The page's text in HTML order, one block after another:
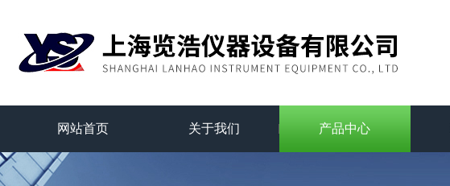
网站首页 关于我们 产品中心